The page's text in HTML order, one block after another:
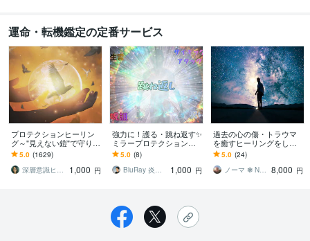
運命・転機鑑定の定番サービス
プロテクションヒーリン
グ～"見えない鎧"で守りま
す HSP・エンパス体質・
敏感さん向けの『守り』
のヒーリング
5.0 (1629)
深層意識ヒーリング調律師・深鈴
1,000 円
強力に！護る・跳ね返す✨
ミラープロテクションし
ます 呪い・生霊・サイキ
ックアタックを強力な鏡
のバリアで跳ね返す！
5.0 (8)
BluRay 炎 再起動人
1,000 円
過去の心の傷・トラウマ
を癒すヒーリングをしま
す インナーチャイルド・
トラウマを癒し自分らし
く生きたい方へ
5.0 (24)
ノーマ ❃ NOMA 8,000 円